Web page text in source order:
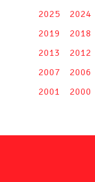
2025 2024
2019
2018
2013
2012
2007
2006
2001
2000